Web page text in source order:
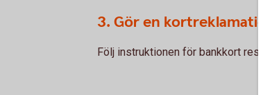
3. Gör en
Följ instruktionen för bankkort